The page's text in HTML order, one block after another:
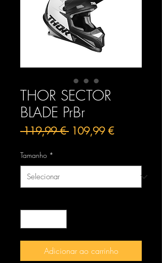
THOR SECTOR
BLADE PrBr
119,99 € Preço
109,99 €Preço
Tamanho *
Adicionar ao carrinho